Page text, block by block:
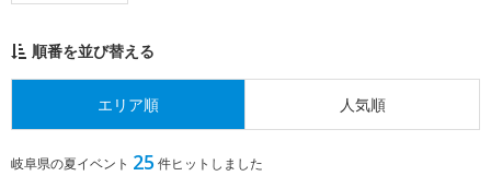
順番を並び替える
エリア順 人気順
岐阜県の夏イベント 25 件ヒットしました